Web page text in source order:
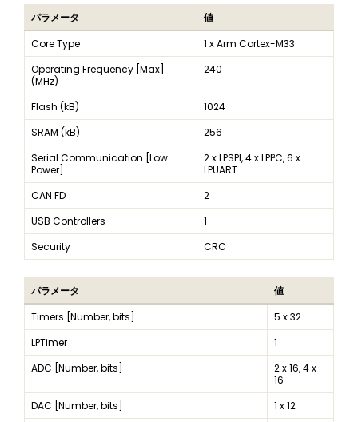
パラメータ
値
Core Type
1 x Arm Cortex-M33
Operating Frequency [Max]
(MHz)
240
Flash (kB)
1024
SRAM (kB)
256
Serial Communication [Low
Power]
2 x LPSPI, 4 x LPI²C, 6 x
LPUART
CAN FD
2
USB Controllers
1
Security
CRC
パラメータ
値
Timers [Number, bits]
5 x 32
LPTimer
1
ADC [Number, bits]
2 x 16, 4 x
16
DAC [Number, bits]
1 x 12